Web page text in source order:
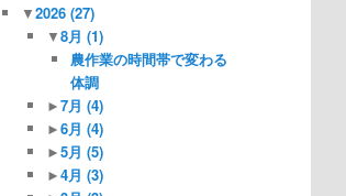
▼2026 (27)
▼8月 (1)
農作業の時間帯で変わる
体調
►7月 (4)
►6月 (4)
►5月 (5)
►4月 (3)